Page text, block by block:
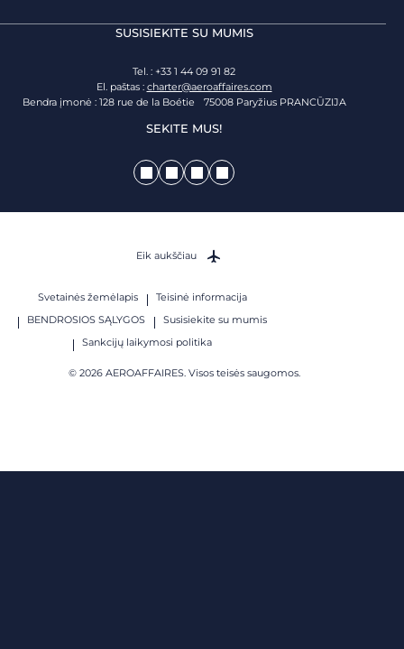
SUSISIEKITE SU MUMIS
Tel. : +33 1 44 09 91 82
El. paštas : charter@aeroaffaires.com
Bendra įmonė : 128 rue de la Boétie 75008 Paryžius PRANCŪZIJA
SEKITE MUS!
Svetainės žemėlapis
Teisinė informacija
BENDROSIOS SĄLYGOS
Susisiekite su mumis
Sankcijų laikymosi politika
© 2026 AEROAFFAIRES. Visos teisės saugomos.
Eik aukščiau